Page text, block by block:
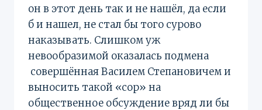
он в этот день так и не нашёл, да если
б и нашел, не стал бы того сурово
наказывать. Слишком уж
невообразимой оказалась подмена
совершённая Василем Степановичем и
выносить такой «сор» на
общественное обсуждение вряд ли бы